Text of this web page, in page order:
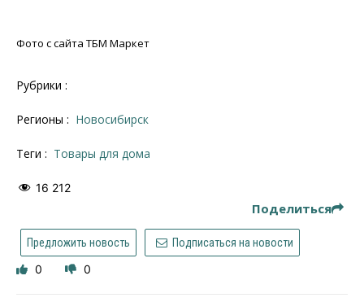
Фото с сайта ТБМ Маркет
Рубрики :
Регионы : Новосибирск
Теги : товары для дома
16 212
Поделиться
Предложить новость Подписаться на новости
0 0